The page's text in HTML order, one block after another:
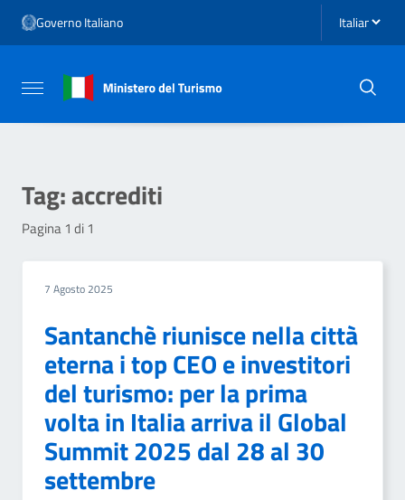
Vai al menu di navigazione
Vai al footer
Governo Italiano Seleziona
Attiva / disattiva la navigazione
Tag:accrediti
Pagina 1 di 1
7 Agosto 2025
Santanchè riunisce nella città
eterna i top CEO e investitori
del turismo: per la prima
volta in Italia arriva il Global
Summit 2025 dal 28 al 30
settembre